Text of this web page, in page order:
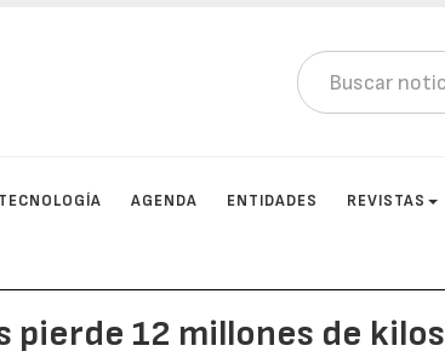
TECNOLOGÍA AGENDA ENTIDADES REVISTAS
pierde 12 millones de kilos